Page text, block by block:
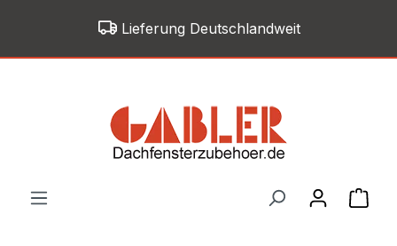
Zum Hauptinhalt springenLieferung Deutschlandweit